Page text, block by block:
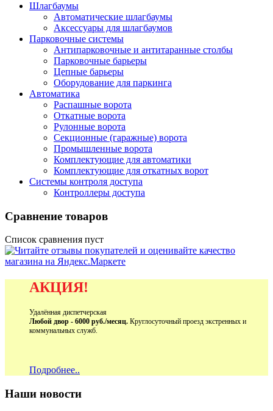
Шлагбаумы
Автоматические шлагбаумы
Аксессуары для шлагбаумов
Парковочные системы
Антипарковочные и антитаранные столбы
Парковочные барьеры
Цепные барьеры
Оборудование для паркинга
Автоматика
Распашные ворота
Откатные ворота
Рулонные ворота
Секционные (гаражные) ворота
Промышленные ворота
Комплектующие для автоматики
Комплектующие для откатных ворот
Системы контроля доступа
Контроллеры доступа
Сравнение товаров
Список сравнения пуст
АКЦИЯ!
Удалённая диспетчерская
Любой двор - 6000 руб./месяц. Круглосуточный проезд экстренных и
коммунальных служб.
Подробнее..
Наши новости